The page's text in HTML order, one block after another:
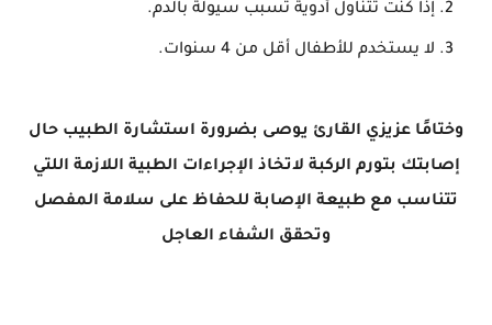
إذا كنت تتناول أدوية تسبب سيولة بالدم.
لا يستخدم للأطفال أقل من 4 سنوات.
وختامًا عزيزي القارئ يوصى بضرورة استشارة الطبيب حال
إصابتك بتورم الركبة لاتخاذ الإجراءات الطبية اللازمة اللتي
تتناسب مع طبيعة الإصابة للحفاظ على سلامة المفصل
وتحقق الشفاء العاجل